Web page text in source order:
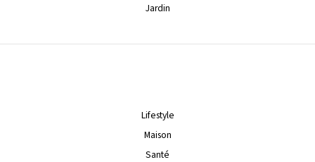
Jardin
Lifestyle
Maison
Santé